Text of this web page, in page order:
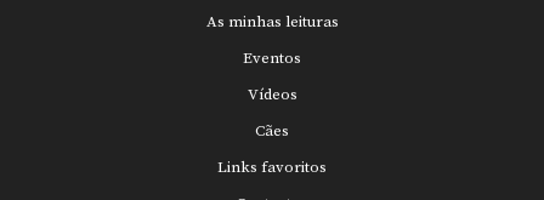
As minhas leituras
Eventos
Vídeos
Cães
Links favoritos